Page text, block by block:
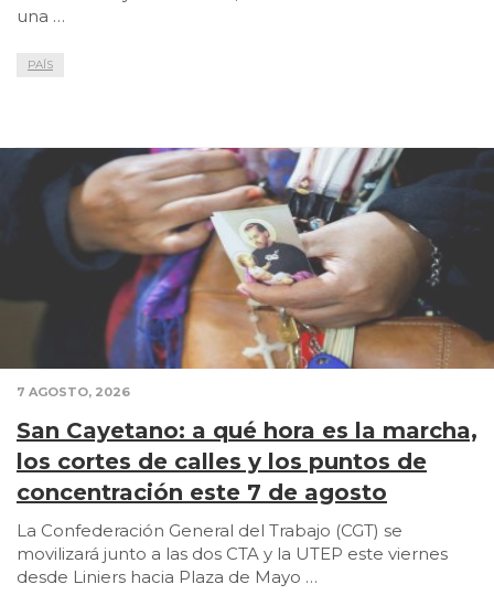
una …
PAÍS
7 AGOSTO, 2026
San Cayetano: a qué hora es la marcha,
los cortes de calles y los puntos de
concentración este 7 de agosto
La Confederación General del Trabajo (CGT) se
movilizará junto a las dos CTA y la UTEP este viernes
desde Liniers hacia Plaza de Mayo …